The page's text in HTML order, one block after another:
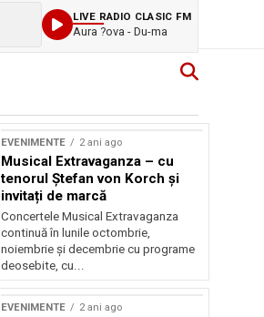
LIVE RADIO CLASIC FM
Aura ?ova - Du-ma
EVENIMENTE 2 ani ago
Musical Extravaganza – cu
tenorul Ștefan von Korch și
invitați de marcă
Concertele Musical Extravaganza
continuă în lunile octombrie,
noiembrie şi decembrie cu programe
deosebite, cu...
EVENIMENTE 2 ani ago